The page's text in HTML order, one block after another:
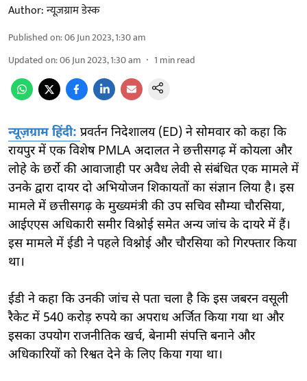
Author:न्यूज़ग्राम डेस्क
Published on:06 Jun 2023, 1:30 am
Updated on:06 Jun 2023, 1:30 am 1 min read
न्यूज़ग्राम हिंदी: प्रवर्तन निदेशालय (ED) ने सोमवार को कहा कि
रायपुर में एक विशेष PMLA अदालत ने छत्तीसगढ़ में कोयला और
लोहे के छर्रो की आवाजाही पर अवैध लेवी से संबंधित एक मामले में
उनके द्वारा दायर दो अभियोजन शिकायतों का संज्ञान लिया है। इस
मामले में छत्तीसगढ़ के मुख्यमंत्री की उप सचिव सौम्या चौरसिया,
आईएएस अधिकारी समीर विश्नोई समेत अन्य जांच के दायरे में हैं।
इस मामले में ईडी ने पहले विश्नोई और चौरसिया को गिरफ्तार किया
था।
ईडी ने कहा कि उनकी जांच से पता चला है कि इस जबरन वसूली
रैकेट में 540 करोड़ रुपये का अपराध अर्जित किया गया था और
इसका उपयोग राजनीतिक खर्च, बेनामी संपत्ति बनाने और
अधिकारियों को रिश्वत देने के लिए किया गया था।